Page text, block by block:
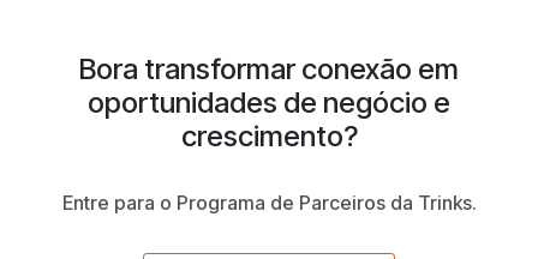
Bora transformar conexão em
oportunidades de negócio e
crescimento?
Entre para o Programa de Parceiros da Trinks.